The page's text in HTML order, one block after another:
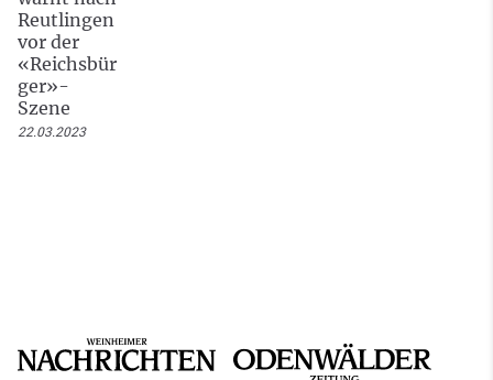
Reutlingen
vor der
«Reichsbür
ger»-
Szene
22.03.2023